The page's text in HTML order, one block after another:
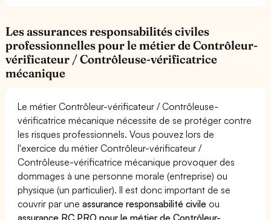
Les assurances responsabilités civiles
professionnelles pour le métier de Contrôleur-
vérificateur / Contrôleuse-vérificatrice
mécanique
Le métier Contrôleur-vérificateur / Contrôleuse-
vérificatrice mécanique nécessite de se protéger contre
les risques professionnels. Vous pouvez lors de
l'exercice du métier Contrôleur-vérificateur /
Contrôleuse-vérificatrice mécanique provoquer des
dommages à une personne morale (entreprise) ou
physique (un particulier). Il est donc important de se
couvrir par uneassurance responsabilité civile ou
assurance RC PRO pour le métier de Contrôleur-